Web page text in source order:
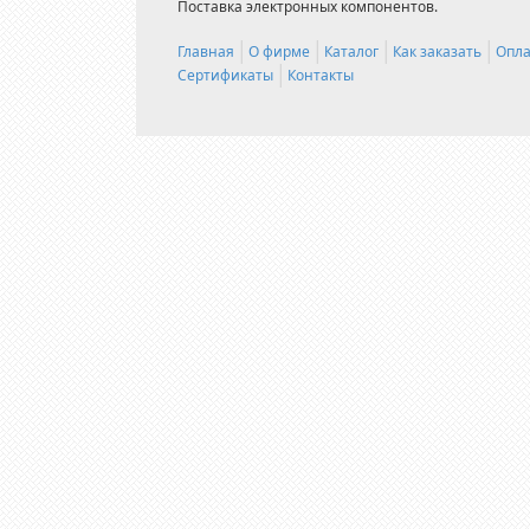
Поставка электронных компонентов.
Главная О фирме Каталог Как заказать
Сертификаты
Контакты